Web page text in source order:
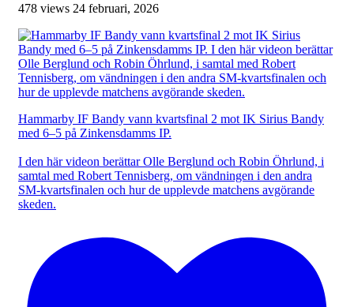
478 views 24 februari, 2026
Hammarby IF Bandy vann kvartsfinal 2 mot IK Sirius Bandy
med 6–5 på Zinkensdamms IP.
I den här videon berättar Olle Berglund och Robin Öhrlund, i
samtal med Robert Tennisberg, om vändningen i den andra
SM-kvartsfinalen och hur de upplevde matchens avgörande
skeden.